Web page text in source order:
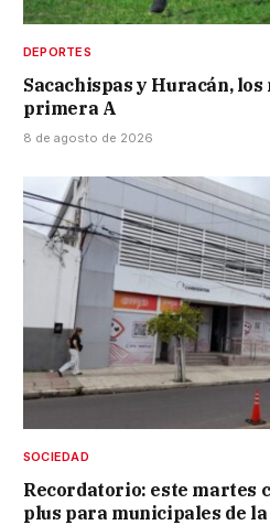
DEPORTES
Sacachispas y Huracán,
primera A
8 de agosto de 2026
SOCIEDAD
Recordatorio: este martes
plus para municipales de